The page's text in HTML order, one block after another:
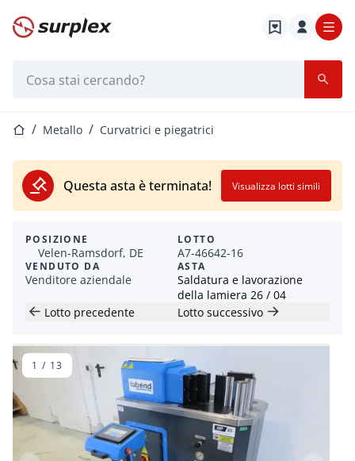
Home
Home Metallo Curvatrici e piegatrici
Questa asta è terminata! Visualizza lotti simili
POSIZIONE
Velen-Ramsdorf, DE
VENDUTO DA
Venditore aziendale
LOTTO
A7-46642-16
ASTA
Saldatura e lavorazione
della lamiera 26 / 04
Lotto precedente
Lotto successivo
1 / 13